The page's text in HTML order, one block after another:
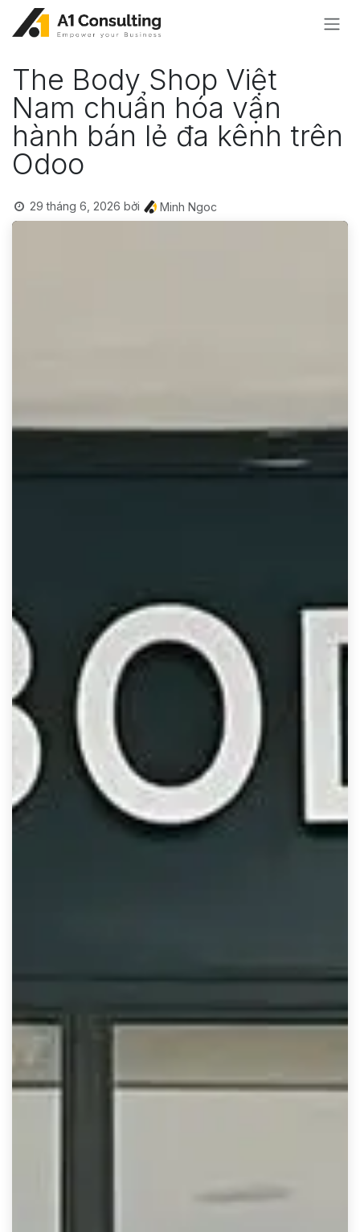
Bỏ qua để đến Nội dung
The Body Shop Việt
Nam chuẩn hóa vận
hành bán lẻ đa kênh trên
Odoo
29 tháng 6, 2026 bởi Minh Ngoc